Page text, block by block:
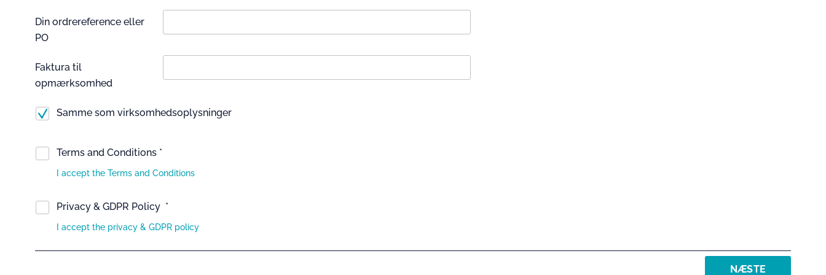
Din ordrereference eller
PO
Faktura til
opmærksomhed
Samme som virksomhedsoplysninger
Terms and Conditions *
I accept the Terms and Conditions
Privacy & GDPR Policy *
I accept the privacy & GDPR policy
NÆSTE